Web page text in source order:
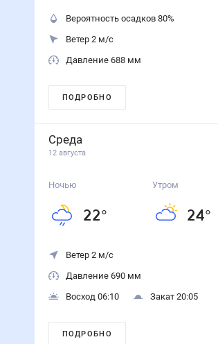
Вероятность осадков 80%
Ветер 2 м/с
Давление 688 мм
ПОДРОБНО
Среда
12 августа
Ночью
22°
Утром
24°
Ветер 2 м/с
Давление 690 мм
Восход 06:10
Закат 20:05
ПОДРОБНО